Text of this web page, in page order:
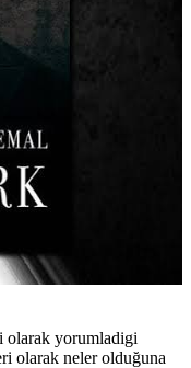
olarak yorumladigi
olarak neler olduğuna